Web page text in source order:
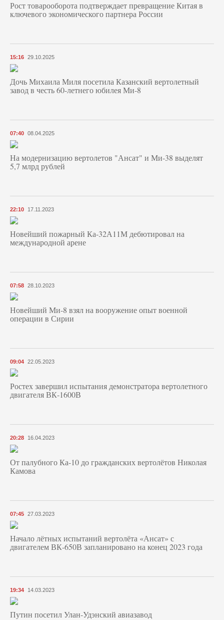
Рост товарооборота подтверждает превращение Китая в
ключевого экономического партнера России
15:16 29.10.2025
Дочь Михаила Миля посетила Казанский вертолетный
завод в честь 60-летнего юбилея Ми-8
07:40 08.04.2025
На модернизацию вертолетов "Ансат" и Ми-38 выделят
5,7 млрд рублей
22:10 17.11.2023
Новейший пожарный Ка-32А11М дебютировал на
международной арене
07:58 28.10.2023
Новейший Ми-8 взял на вооружение опыт военной
операции в Сирии
09:04 22.05.2023
Ростех завершил испытания демонстратора вертолетного
двигателя ВК-1600В
20:28 16.04.2023
От палубного Ка-10 до гражданских вертолётов Николая
Камова
07:45 27.03.2023
Начало лётных испытаний вертолёта «Ансат» с
двигателем ВК-650В запланировано на конец 2023 года
19:34 14.03.2023
Путин посетил Улан-Удэнский авиазавод